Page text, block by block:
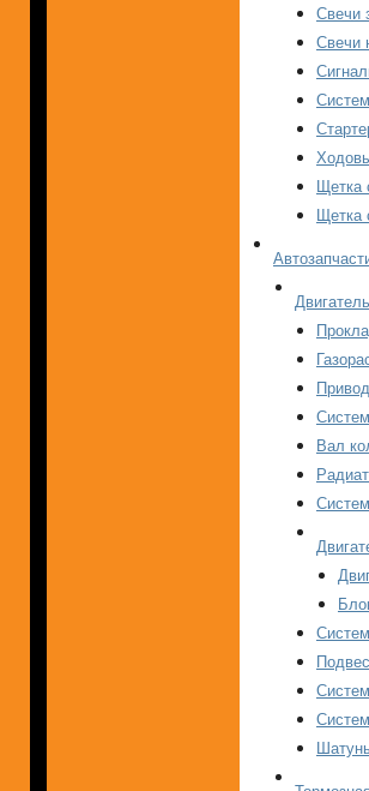
Свечи
Свечи
Щетка
Щетка
Вал